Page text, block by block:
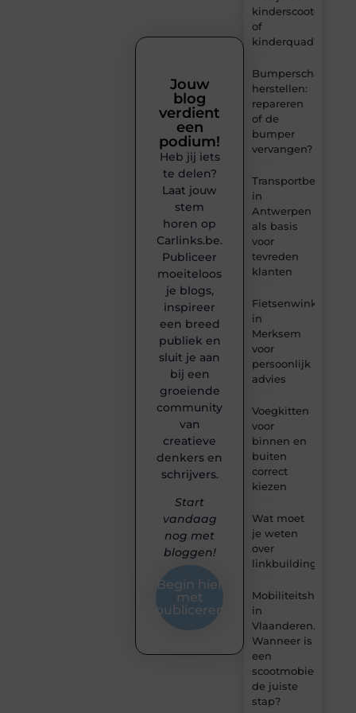
kinderscooter
of
kinderquad?
Bumperschade
herstellen:
repareren
of de
bumper
vervangen?
Transportbedrijf
in
Antwerpen
als basis
voor
tevreden
klanten
Fietsenwinkel
in
Merksem
voor
persoonlijk
advies
Voegkitten
voor
binnen en
buiten
correct
kiezen
Wat moet
je weten
over
linkbuilding?
in
Vlaanderen.
Wanneer is
een
scootmobiel
de juiste
stap?
Jouw
blog
verdient
een
podium!
Heb jij iets
te delen?
Laat jouw
stem
horen op
Carlinks.be.
Publiceer
moeiteloos
je blogs,
inspireer
een breed
publiek en
sluit je aan
bij een
groeiende
community
van
creatieve
denkers en
schrijvers.
Start
vandaag
nog met
bloggen!
Begin hier
met
publiceren